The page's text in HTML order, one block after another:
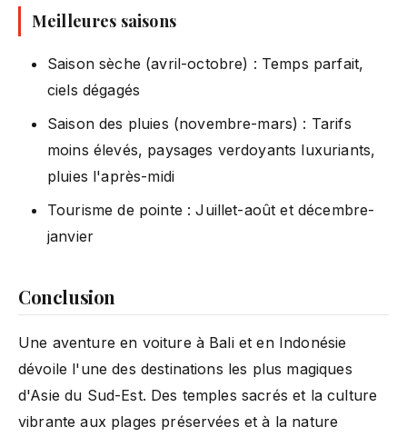
Meilleures saisons
Saison sèche (avril-octobre) : Temps parfait,
ciels dégagés
Saison des pluies (novembre-mars) : Tarifs
moins élevés, paysages verdoyants luxuriants,
pluies l'après-midi
Tourisme de pointe : Juillet-août et décembre-
janvier
Conclusion
Une aventure en voiture à Bali et en Indonésie
dévoile l'une des destinations les plus magiques
d'Asie du Sud-Est. Des temples sacrés et la culture
vibrante aux plages préservées et à la nature